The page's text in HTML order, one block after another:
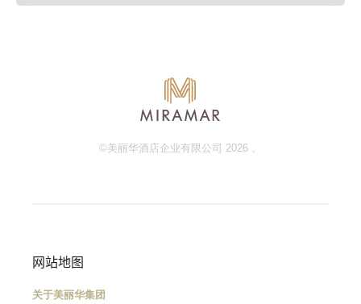
©美丽华酒店企业有限公司 2026 。
网站地图
关于美丽华集团